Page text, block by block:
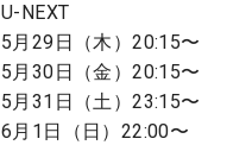
U-NEXT
5月29日（木）20:15〜
5月30日（金）20:15〜
5月31日（土）23:15〜
6月1日（日）22:00〜